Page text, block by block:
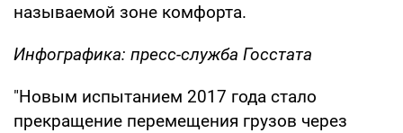
называемой зоне комфорта.
Инфографика: пресс-служба Госстата
"Новым испытанием 2017 года стало
прекращение перемещения грузов через